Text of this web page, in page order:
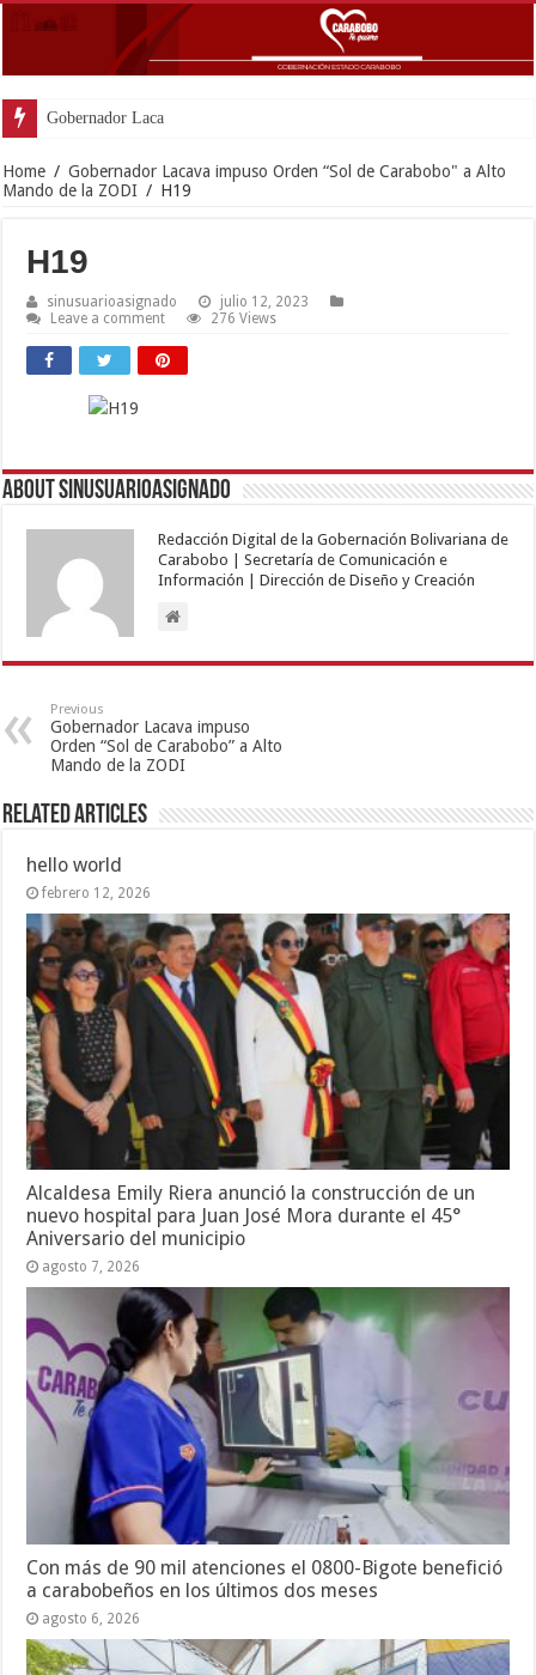
Gobernador Lacava anunció colo
Home / Gobernador Lacava impuso Orden “Sol de Carabobo" a Alto
Mando de la ZODI / H19
H19
sinusuarioasignado
julio 12, 2023
Leave a comment
276 Views
About sinusuarioasignado
Redacción Digital de la Gobernación Bolivariana de
Carabobo | Secretaría de Comunicación e
Información | Dirección de Diseño y Creación
Previous
Gobernador Lacava impuso
Orden “Sol de Carabobo” a Alto
Mando de la ZODI
Related Articles
hello world
febrero 12, 2026
Alcaldesa Emily Riera anunció la construcción de un
nuevo hospital para Juan José Mora durante el 45°
Aniversario del municipio
agosto 7, 2026
Con más de 90 mil atenciones el 0800-Bigote benefició
a carabobeños en los últimos dos meses
agosto 6, 2026